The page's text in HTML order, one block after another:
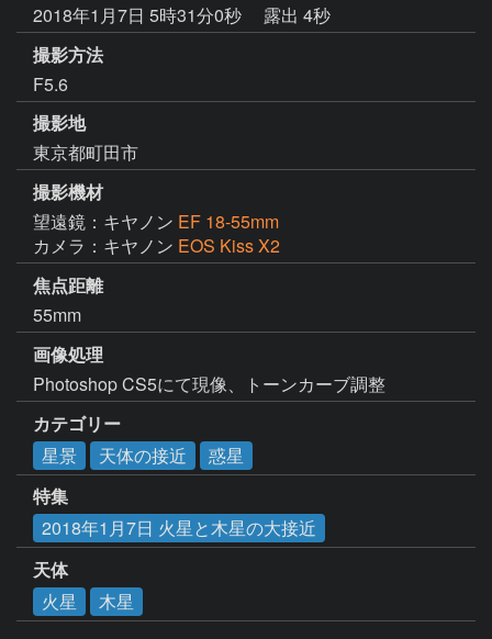
2018年1月7日 5時31分0秒
露出 4秒
撮影方法
F5.6
撮影地
東京都町田市
撮影機材
望遠鏡：キヤノン EF 18-55mm
カメラ：キヤノン EOS Kiss X2
焦点距離
55mm
画像処理
Photoshop CS5にて現像、トーンカーブ調整
カテゴリー
星景
天体の接近
惑星
特集
2018年1月7日 火星と木星の大接近
天体
火星
木星